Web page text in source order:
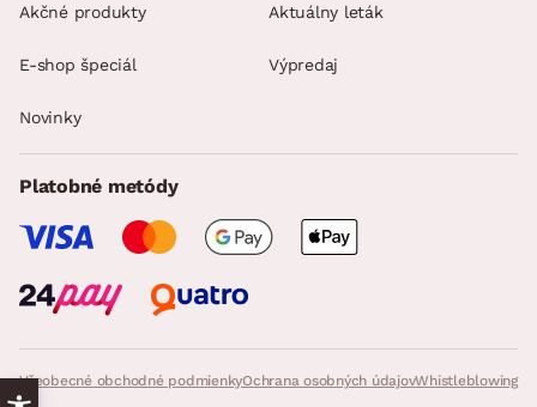
Všeobecné obchodné podmienkyOchrana osobných údajovWhistleblowing
Akčné produkty Aktuálny leták
E-shop špeciál Výpredaj
Novinky
Platobné metódy